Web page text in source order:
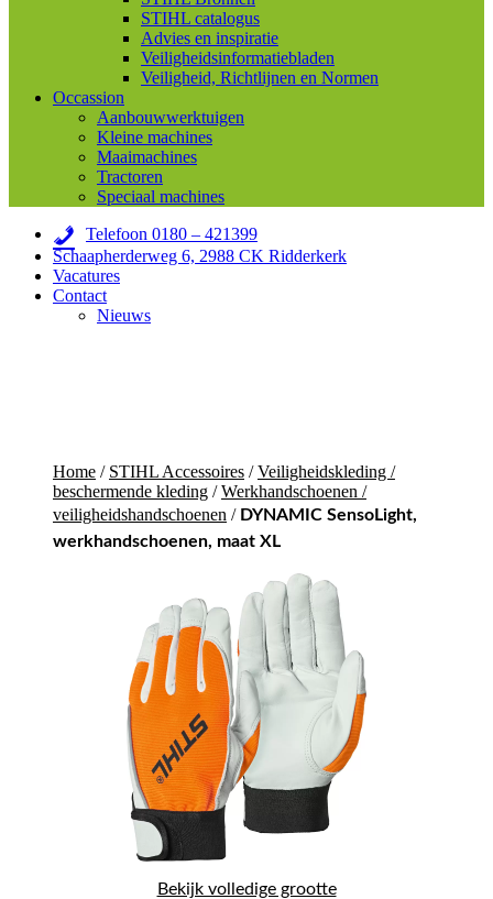
STIHL catalogus
Advies en inspiratie
Veiligheidsinformatiebladen
Veiligheid, Richtlijnen en Normen
Occassion
Aanbouwwerktuigen
Kleine machines
Maaimachines
Tractoren
Speciaal machines
Telefoon 0180 – 421399
Schaapherderweg 6, 2988 CK Ridderkerk
Vacatures
Contact
Nieuws
Home / STIHL Accessoires /Veiligheidskleding /
beschermende kleding /Werkhandschoenen /
veiligheidshandschoenen / DYNAMIC SensoLight,
werkhandschoenen, maat XL
Bekijk volledige grootte